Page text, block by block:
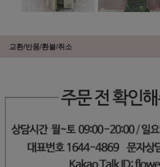
교환/반품/환불/취소